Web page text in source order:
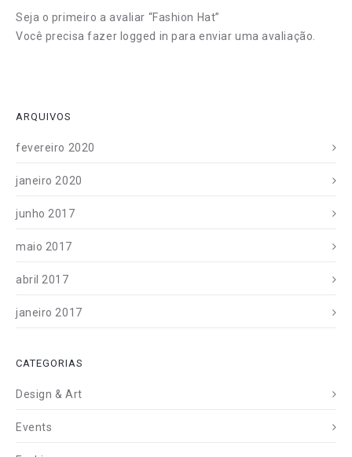
Seja o primeiro a avaliar “Fashion Hat”
Você precisa fazer logged in para enviar uma avaliação.
ARQUIVOS
fevereiro 2020
janeiro 2020
junho 2017
maio 2017
abril 2017
janeiro 2017
CATEGORIAS
Design & Art
Events